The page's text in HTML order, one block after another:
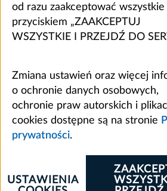
od razu zaakceptować
przyciskiem „ZAAKCEPTUJ
WSZYSTKIE I PRZEJDŹ DO
Zmiana ustawień oraz więcej
o ochronie danych osobowych,
ochronie praw autorskich i
cookies dostępne są na stronie
prywatności.
USTAWIENIA